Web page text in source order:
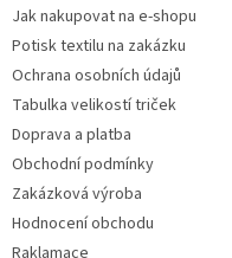
Jak nakupovat na e-shopu
Potisk textilu na zakázku
Ochrana osobních údajů
Tabulka velikostí triček
Doprava a platba
Obchodní podmínky
Zakázková výroba
Hodnocení obchodu
Raklamace